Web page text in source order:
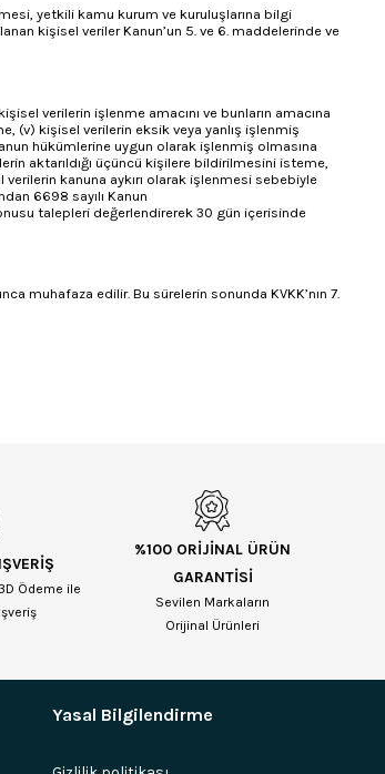
yetkili kamu kurum ve kuruluşlarına bilgi
kişisel veriler Kanun’un 5. ve 6. maddelerinde ve
verilerin işlenme amacını ve bunların amacına
(v) kişisel verilerin eksik veya yanlış işlenmiş
hükümlerine uygun olarak işlenmiş olmasına
aktarıldığı üçüncü kişilere bildirilmesini isteme,
kanuna aykırı olarak işlenmesi sebebiyle
6698 sayılı Kanun
talepleri değerlendirerek 30 gün içerisinde
muhafaza edilir. Bu sürelerin sonunda KVKK’nın 7.
Ödeme ile
%100 ORİJİNAL ÜRÜN
GARANTİSİ
Sevilen Markaların
Orijinal Ürünleri
Yasal Bilgilendirme